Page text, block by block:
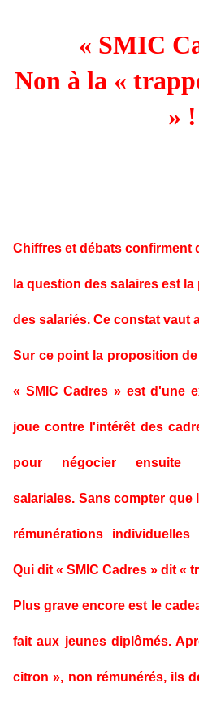
« SMIC
Non à la «
» !
Chiffres et débats confirment
la question des salaires est
des salariés. Ce constat vaut
Sur ce point la proposition
« SMIC Cadres » est d'une
joue contre l'intérêt des
pour négocier ensuite
salariales. Sans compter que
rémunérations
Qui dit « SMIC Cadres » dit «
Plus grave encore est le
fait aux jeunes diplômés.
citron », non rémunérés, ils